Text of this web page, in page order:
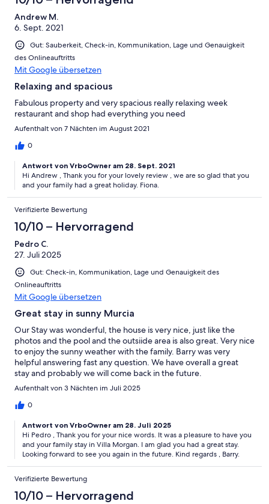
Andrew M.
6. Sept. 2021
Gut: Sauberkeit, Check-in, Kommunikation, Lage und Genauigkeit
des Onlineauftritts
Mit Google übersetzen
Relaxing and spacious
Fabulous property and very spacious really relaxing week
restaurant and shop had everything you need
Aufenthalt von 7 Nächten im August 2021
0
Antwort von VrboOwner am 28. Sept. 2021
Hi Andrew , Thank you for your lovely review , we are so glad that you
and your family had a great holiday. Fiona.
Verifizierte Bewertung
10/10 – Hervorragend
Pedro C.
27. Juli 2025
Gut: Check-in, Kommunikation, Lage und Genauigkeit des
Onlineauftritts
Mit Google übersetzen
Great stay in sunny Murcia
Our Stay was wonderful, the house is very nice, just like the
photos and the pool and the outsiide area is also great. Very nice
to enjoy the sunny weather with the family. Barry was very
helpful answering fast any question. We have overall a great
stay and probably we will come back in the future.
Aufenthalt von 3 Nächten im Juli 2025
0
Antwort von VrboOwner am 28. Juli 2025
Hi Pedro , Thank you for your nice words. It was a pleasure to have you
and your family stay in Villa Morgan. I am glad you had a great stay.
Looking forward to see you again in the future. Kind regards , Barry.
Verifizierte Bewertung
10/10 – Hervorragend